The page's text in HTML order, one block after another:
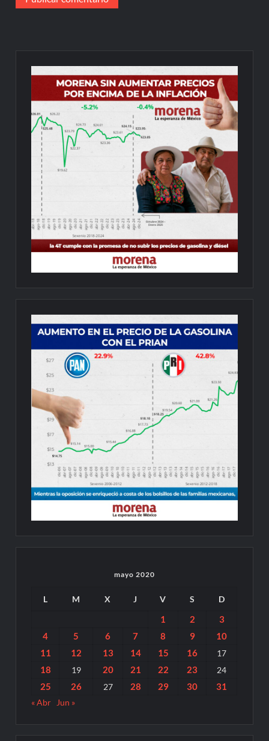
mayo 2020
L M X J V S D
1 2
3
4
5 6 7 8 9
10
11
12 13 14 15 16 17
18 19 20 21 22 23 24
25 26 27 28 29 30 31
« Abr Jun »